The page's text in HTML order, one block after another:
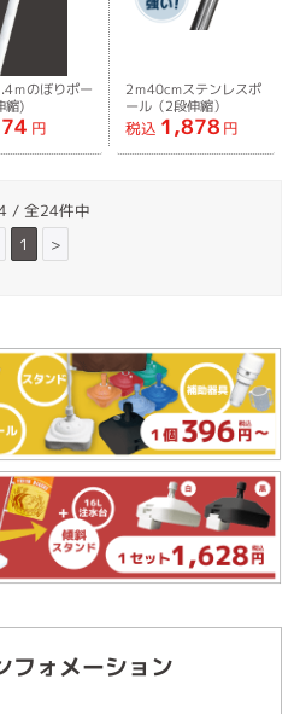
ｍのぼりポー
縮)
円
2ｍ40cmステンレスポ
ール（2段伸縮）
税込 1,878 円
/ 全24件中
1 >
フォメーション